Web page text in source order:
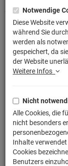
Artikelnummer:
Notwendige
Diese Website
während Sie
werden als
gespeichert, da
der Website
Weitere Infos
Nicht
Alle Cookies, die
nicht besonders
Inhalte
Cookies
Benutzers